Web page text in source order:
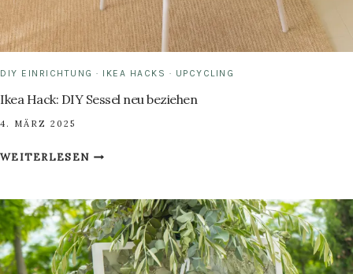
DIY EINRICHTUNG · IKEA HACKS · UPCYCLING
Ikea Hack: DIY Sessel neu beziehen
4. MÄRZ 2025
WEITERLESENIKEA
SESSEL
NEU
BEZIEHEN